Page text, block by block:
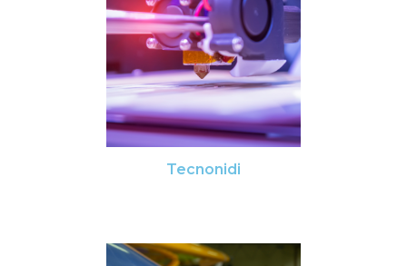
Tecnonidi